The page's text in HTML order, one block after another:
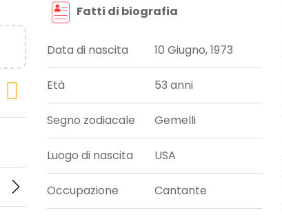
Fatti di biografia
Data di nascita 10 Giugno, 1973
Età 53 anni
Segno zodiacale Gemelli
Luogo di nascita USA
Occupazione Cantante